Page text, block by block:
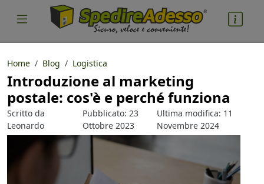
cosa spedire
Pacco
Nazione partenza
Home Blog Logistica
Introduzione al marketing
postale: cos'è e perché funziona
Scritto da
Leonardo
Guerrini
Pubblicato: 23
Ottobre 2023
Ultima modifica: 11
Novembre 2024